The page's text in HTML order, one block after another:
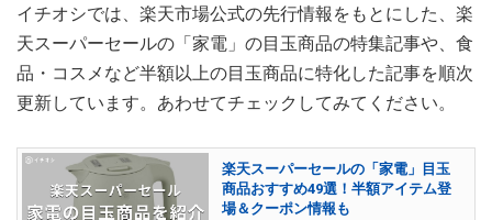
イチオシでは、楽天市場公式の先行情報をもとにした、楽
天スーパーセールの「家電」の目玉商品の特集記事や、食
品・コスメなど半額以上の目玉商品に特化した記事を順次
更新しています。あわせてチェックしてみてください。
楽天スーパーセールの「家電」目玉
商品おすすめ49選！半額アイテム登
場＆クーポン情報も